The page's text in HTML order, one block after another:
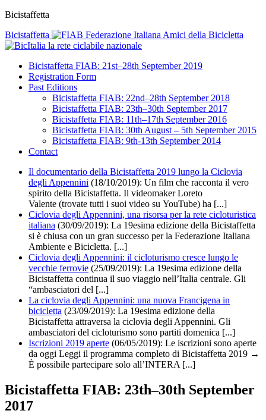
Bicistaffetta
Bicistaffetta
Federazione Italiana Amici della Bicicletta
la rete ciclabile nazionale
Bicistaffetta FIAB: 21st–28th September 2019
Registration Form
Past Editions
Bicistaffetta FIAB: 22nd–28th September 2018
Bicistaffetta FIAB: 23th–30th September 2017
Bicistaffetta FIAB: 11th–17th September 2016
Bicistaffetta FIAB: 30th August – 5th September 2015
Bicistaffetta FIAB: 9th-13th September 2014
Contact
Il documentario della Bicistaffetta 2019 lungo la Ciclovia
degli Appennini (18/10/2019): Un film che racconta il vero
spirito della Bicistaffetta. Il videomaker Loreto
Valente (trovate tutti i suoi video su YouTube) ha [...]
Ciclovia degli Appennini, una risorsa per la rete cicloturistica
italiana (30/09/2019): La 19esima edizione della Bicistaffetta
si è chiusa con un gran successo per la Federazione Italiana
Ambiente e Bicicletta. [...]
Ciclovia degli Appennini: il cicloturismo cresce lungo le
vecchie ferrovie (25/09/2019): La 19esima edizione della
Bicistaffetta continua il suo viaggio nell’Italia centrale. Gli
“ambasciatori del [...]
La ciclovia degli Appennini: una nuova Francigena in
bicicletta (23/09/2019): La 19esima edizione della
Bicistaffetta attraversa la ciclovia degli Appennini. Gli
ambasciatori del cicloturismo sono partiti domenica [...]
Iscrizioni 2019 aperte (06/05/2019): Le iscrizioni sono aperte
da oggi Leggi il programma completo di Bicistaffetta 2019 →
È possibile partecipare solo all’INTERA [...]
Bicistaffetta FIAB: 23th–30th September
2017